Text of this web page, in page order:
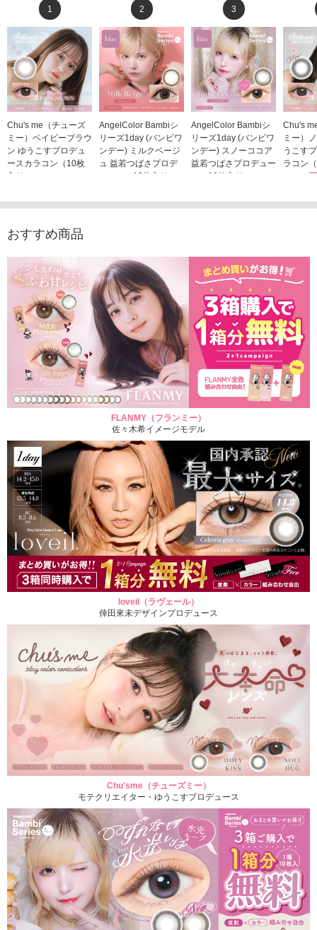
1
Chu's me（チューズ
ミー）ベイビーブラウ
ン ゆうこすプロデュ
ースカラコン（10枚
入り）
2
AngelColor Bambiシ
リーズ1day (バンビワ
ンデー) ミルクベージ
ュ 益若つばさプロデ
ュース（10枚入り）
3
AngelColor Bambiシ
リーズ1day (バンビワ
ンデー) スノーココア
益若つばさプロデュー
ス（10枚入り）
Chu's
ミー）
うこす
ラコン
1,705
おすすめ商品
FLANMY（フランミー）
佐々木希イメージモデル
loveil（ラヴェール）
倖田來未デザインプロデュース
Chu'sme（チューズミー）
モテクリエイター・ゆうこすプロデュース